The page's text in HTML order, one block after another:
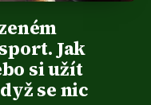
Jak
si užít
se nic